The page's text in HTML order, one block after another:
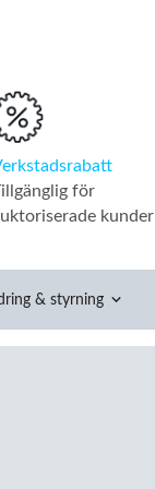
för
kunder
& styrning